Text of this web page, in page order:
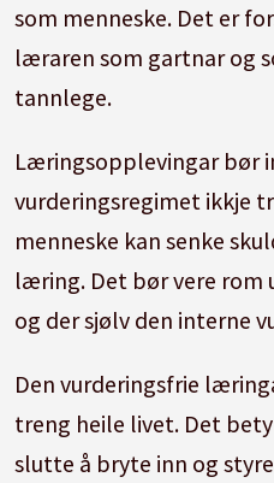
som menneske. Det er
læraren som gartnar og
tannlege.
Læringsopplevingar bør
vurderingsregimet ikkje
menneske kan senke
læring. Det bør vere rom
og der sjølv den interne
Den vurderingsfrie
treng heile livet. Det
slutte å bryte inn og